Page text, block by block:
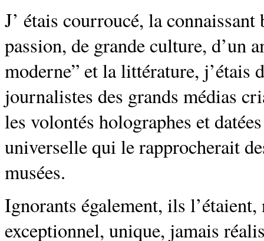
J’ étais courroucé, la
passion, de grande culture, d’un
moderne” et la littérature, j’étais
journalistes des grands médias
les volontés holographes et
universelle qui le rapprocherait
musées.
Ignorants également, ils
exceptionnel, unique, jamais